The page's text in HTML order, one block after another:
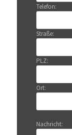
Telefon:
Straße:
PLZ:
Ort:
Nachricht: